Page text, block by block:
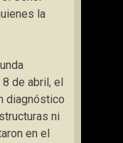
la
de abril, el
diagnóstico
ni
en el